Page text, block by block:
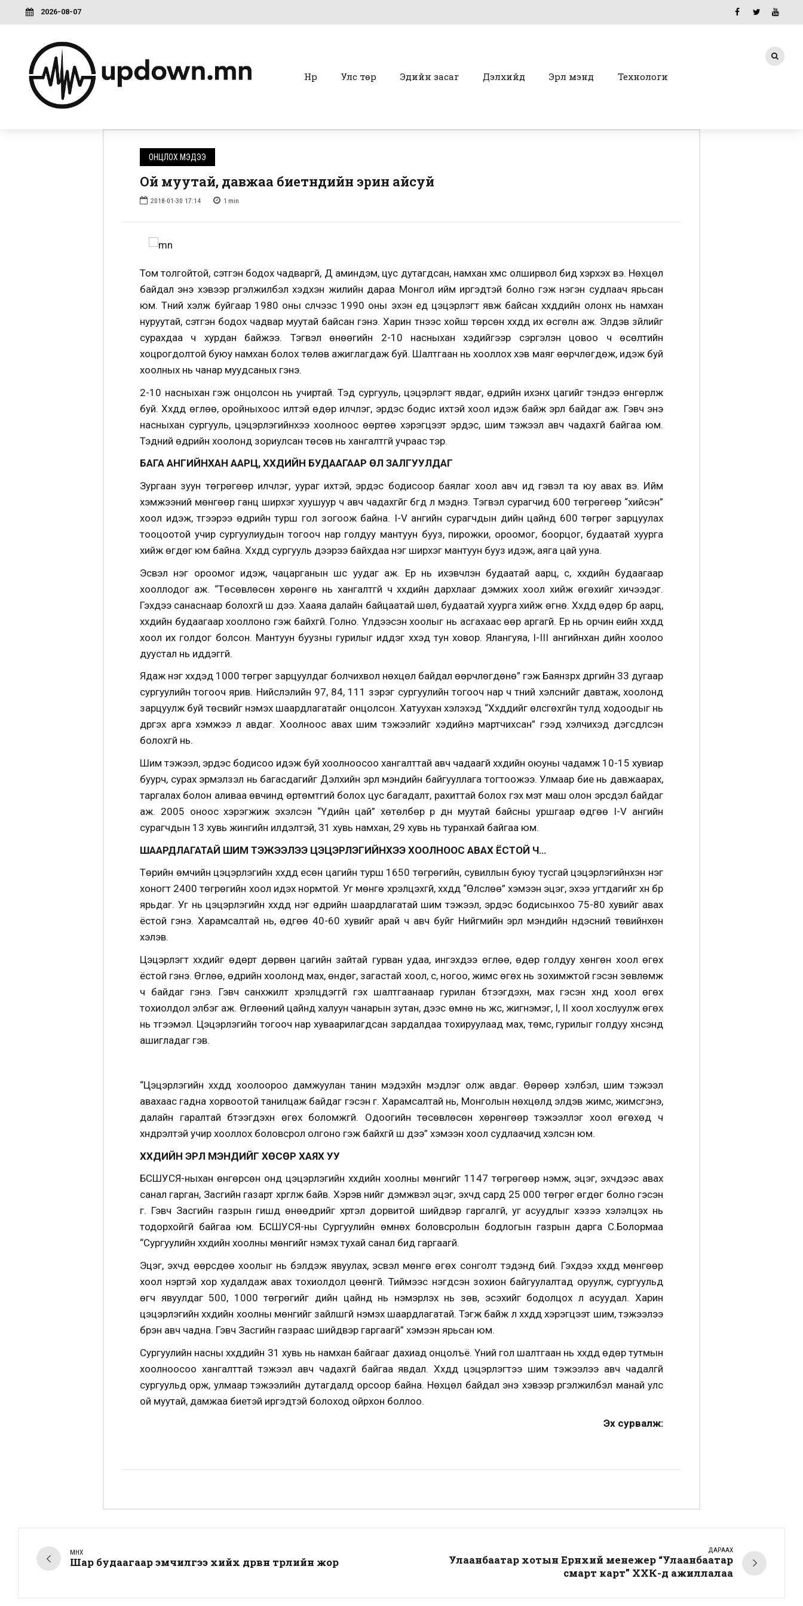
2026-08-07
Нүүр Улс төр Эдийн засаг Дэлхийд Эрүүл мэнд Технологи
ОНЦЛОХ МЭДЭЭ
Ой муутай, давжаа биетнүүдийн эрин айсуй
2018-01-30 17:14 1 min
Том толгойтой, сэтгэн бодох чадваргүй, Д аминдэм, цус дутагдсан, намхан хүмүүс олширвол бид хэрхэх вэ. Нөхцөл
байдал энэ хэвээр үргэлжилбэл хэдхэн жилийн дараа Монгол ийм иргэдтэй болно гэж нэгэн судлаач ярьсан
юм. Түүний хэлж буйгаар 1980 оны сүүлчээс 1990 оны эхэн үед цэцэрлэгт явж байсан хүүхдүүдийн олонх нь намхан
нуруутай, сэтгэн бодох чадвар муутай байсан гэнэ. Харин түүнээс хойш төрсөн хүүхдүүд их өсгөлүүн аж. Элдэв зүйлийг
сурахдаа ч хурдан байжээ. Тэгвэл өнөөгийн 2-10 насныхан хэдийгээр сэргэлэн цовоо ч өсөлтийн
хоцрогдолтой буюу намхан болох төлөв ажиглагдаж буй. Шалтгаан нь хооллох хэв маяг өөрчлөгдөж, идэж буй
хоолных нь чанар муудсаных гэнэ.
2-10 насныхан гэж онцолсон нь учиртай. Тэд сургууль, цэцэрлэгт явдаг, өдрийн ихэнх цагийг тэндээ өнгөрүүлж
буй. Хүүхдүүд өглөө, оройныхоос илүүтэй өдөр илчлэг, эрдэс бодис ихтэй хоол идэж байж эрүүл байдаг аж. Гэвч энэ
насныхан сургууль, цэцэрлэгийнхээ хоолноос өөртөө хэрэгцээт эрдэс, шим тэжээл авч чадахгүй байгаа юм.
Тэдний өдрийн хоолонд зориулсан төсөв нь хангалтгүй учраас тэр.
БАГА АНГИЙНХАН ААРЦ, ХҮҮХДИЙН БУДААГААР ӨЛ ЗАЛГУУЛДАГ
Зургаан зуун төгрөгөөр илчлэг, уураг ихтэй, эрдэс бодисоор баялаг хоол авч ид гэвэл та юу авах вэ. Ийм
хэмжээний мөнгөөр ганц ширхэг хуушуур ч авч чадахгүйг бүгд л мэднэ. Тэгвэл сурагчид 600 төгрөгөөр “хийсэн”
хоол идэж, түүгээрээ өдрийн турш гол зогоож байна. I-V ангийн сурагчдын үдийн цайнд 600 төгрөг зарцуулах
тооцоотой учир сургуулиудын тогооч нар голдуу мантуун бууз, пирожки, ороомог, боорцог, будаатай хуурга
хийж өгдөг юм байна. Хүүхдүүд сургууль дээрээ байхдаа нэг ширхэг мантуун бууз идэж, аяга цай ууна.
Эсвэл нэг ороомог идэж, чацарганын шүүс уудаг аж. Ер нь ихэвчлэн будаатай аарц, сүү, хүүхдийн будаагаар
хооллодог аж. “Төсөвлөсөн хөрөнгө нь хангалтгүй ч хүүхдийн дархлааг дэмжих хоол хийж өгөхийг хичээдэг.
Гэхдээ санаснаар болохгүй шүү дээ. Хааяа далайн байцаатай шөл, будаатай хуурга хийж өгнө. Хүүхдүүд өдөр бүр аарц,
хүүхдийн будаагаар хооллоно гэж байхгүй. Голно. Үлдээсэн хоолыг нь асгахаас өөр аргагүй. Ер нь орчин үеийн хүүхдүүд
хоол их голдог болсон. Мантуун буузны гурилыг иддэг хүүхэд тун ховор. Ялангуяа, I-III ангийнхан үдийн хоолоо
дуустал нь иддэггүй.
Ядаж нэг хүүхдэд 1000 төгрөг зарцуулдаг болчихвол нөхцөл байдал өөрчлөгдөнө” гэж Баянзүрх дүүргийн 33 дугаар
сургуулийн тогооч ярив. Нийслэлийн 97, 84, 111 зэрэг сургуулийн тогооч нар ч түүний хэлснийг давтаж, хоолонд
зарцуулж буй төсвийг нэмэх шаардлагатайг онцолсон. Хатуухан хэлэхэд “Хүүхдүүдийг өлсгөхгүйн тулд ходоодыг нь
дүүргэх арга хэмжээ л авдаг. Хоолноос авах шим тэжээлийг хэдийнэ мартчихсан” гээд хэлчихэд дэгсдүүлсэн
болохгүй нь.
Шим тэжээл, эрдэс бодисоо идэж буй хоолноосоо хангалттай авч чадаагүй хүүхдийн оюуны чадамж 10-15 хувиар
буурч, сурах эрмэлзэл нь багасдагийг Дэлхийн эрүүл мэндийн байгууллага тогтоожээ. Улмаар бие нь давжаарах,
таргалах болон аливаа өвчинд өртөмтгий болох цус багадалт, рахиттай болох гэх мэт маш олон эрсдэл байдаг
аж. 2005 оноос хэрэгжиж эхэлсэн “Үдийн цай” хөтөлбөр үр дүн муутай байсны уршгаар өдгөө I-V ангийн
сурагчдын 13 хувь жингийн илүүдэлтэй, 31 хувь намхан, 29 хувь нь туранхай байгаа юм.
ШААРДЛАГАТАЙ ШИМ ТЭЖЭЭЛЭЭ ЦЭЦЭРЛЭГИЙНХЭЭ ХООЛНООС АВАХ ЁСТОЙ Ч…
Төрийн өмчийн цэцэрлэгийн хүүхдүүд есөн цагийн турш 1650 төгрөгийн, сувиллын буюу тусгай цэцэрлэгийнхэн нэг
хоногт 2400 төгрөгийн хоол идэх нормтой. Уг мөнгө хүрэлцэхгүй, хүүхдүүд “Өлслөө” хэмээн эцэг, эхээ угтдагийг хүн бүр
ярьдаг. Уг нь цэцэрлэгийн хүүхдүүд нэг өдрийн шаардлагатай шим тэжээл, эрдэс бодисынхоо 75-80 хувийг авах
ёстой гэнэ. Харамсалтай нь, өдгөө 40-60 хувийг арай чүү авч буйг Нийгмийн эрүүл мэндийн үндэсний төвийнхөн
хэлэв.
Цэцэрлэгт хүүхдийг өдөрт дөрвөн цагийн зайтай гурван удаа, ингэхдээ өглөө, өдөр голдуу хөнгөн хоол өгөх
ёстой гэнэ. Өглөө, өдрийн хоолонд мах, өндөг, загастай хоол, сүү, ногоо, жимс өгөх нь зохимжтой гэсэн зөвлөмж
ч байдаг гэнэ. Гэвч санхүүжилт хүрэлцдэггүй гэх шалтгаанаар гурилан бүтээгдэхүүн, мах гэсэн хүнд хоол өгөх
тохиолдол элбэг аж. Өглөөний цайнд халуун чанарын зутан, үдээс өмнө нь жүүс, жигнэмэг, I, II хоол хослуулж өгөх
нь түгээмэл. Цэцэрлэгийн тогооч нар хуваарилагдсан зардалдаа тохируулаад мах, төмс, гурилыг голдуу хүнсэнд
ашигладаг гэв.
“Цэцэрлэгийн хүүхдүүд хоолоороо дамжуулан танин мэдэхүйн мэдлэг олж авдаг. Өөрөөр хэлбэл, шим тэжээл
авахаас гадна хорвоотой танилцаж байдаг гэсэн үг. Харамсалтай нь, Монголын нөхцөлд элдэв жимс, жимсгэнэ,
далайн гаралтай бүтээгдэхүүн өгөх боломжгүй. Одоогийн төсөвлөсөн хөрөнгөөр тэжээллэг хоол өгөхөд ч
хүндрэлтэй учир хооллох боловсрол олгоно гэж байхгүй шүү дээ” хэмээн хоол судлаачид хэлсэн юм.
ХҮҮХДИЙН ЭРҮҮЛ МЭНДИЙГ ХӨСӨР ХАЯХ УУ
БСШУСЯ-ныхан өнгөрсөн онд цэцэрлэгийн хүүхдийн хоолны мөнгийг 1147 төгрөгөөр нэмж, эцэг, эхчүүдээс авах
санал гарган, Засгийн газарт хүргүүлж байв. Хэрэв үүнийг дэмжвэл эцэг, эхчүүд сард 25 000 төгрөг өгдөг болно гэсэн
үг. Гэвч Засгийн газрын гишүүд өнөөдрийг хүртэл дорвитой шийдвэр гаргалгүй, уг асуудлыг хэзээ хэлэлцэх нь
тодорхойгүй байгаа юм. БСШУСЯ-ны Сургуулийн өмнөх боловсролын бодлогын газрын дарга С.Болормаа
“Сургуулийн хүүхдийн хоолны мөнгийг нэмэх тухай санал бид гаргаагүй.
Эцэг, эхчүүд өөрсдөө хоолыг нь бэлдэж явуулах, эсвэл мөнгө өгөх сонголт тэдэнд бий. Гэхдээ хүүхдүүд мөнгөөр
хоол нэртэй хор худалдаж авах тохиолдол цөөнгүй. Тиймээс нэгдсэн зохион байгуулалтад оруулж, сургуульд
өгч явуулдаг 500, 1000 төгрөгийг үдийн цайнд нь нэмэрлэх нь зөв, эсэхийг бодолцох л асуудал. Харин
цэцэрлэгийн хүүхдийн хоолны мөнгийг зайлшгүй нэмэх шаардлагатай. Тэгж байж л хүүхдүүд хэрэгцээт шим, тэжээлээ
бүрэн авч чадна. Гэвч Засгийн газраас шийдвэр гаргаагүй” хэмээн ярьсан юм.
Сургуулийн насны хүүхдүүдийн 31 хувь нь намхан байгааг дахиад онцолъё. Үүний гол шалтгаан нь хүүхдүүд өдөр тутмын
хоолноосоо хангалттай тэжээл авч чадахгүй байгаа явдал. Хүүхдүүд цэцэрлэгтээ шим тэжээлээ авч чадалгүй
сургуульд орж, улмаар тэжээлийн дутагдалд орсоор байна. Нөхцөл байдал энэ хэвээр үргэлжилбэл манай улс
ой муутай, дамжаа биетэй иргэдтэй болоход ойрхон боллоо.
Эх сурвалж:
ӨМНӨХ
Шар будаагаар эмчилгээ хийх дөрвөн төрлийн жор
ДАРААХ
Улаанбаатар хотын Ерөнхий менежер “Улаанбаатар
смарт карт” ХХК-д ажиллалаа